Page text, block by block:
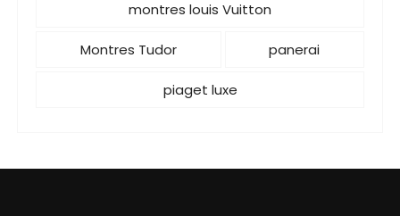
montres louis Vuitton
Montres Tudor panerai
piaget luxe